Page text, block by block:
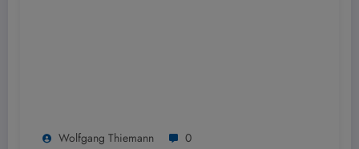
Wolfgang Thiemann 0